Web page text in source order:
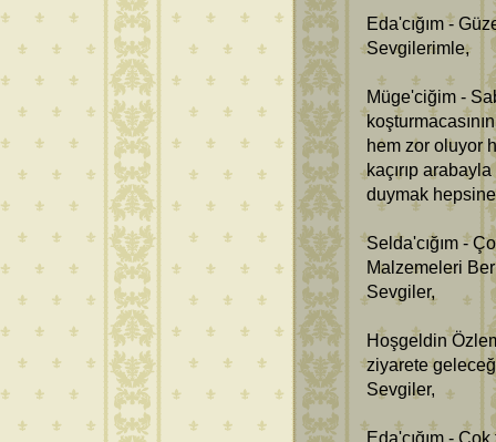
Eda'cığım -
Sevgilerimle,
Müge'ciğim -
hem zor oluyor
kaçırıp
duymak
Selda'cığım -
Malzemeleri
Sevgiler,
Hoşgeldin
ziyarete
Sevgiler,
Eda'cığım -